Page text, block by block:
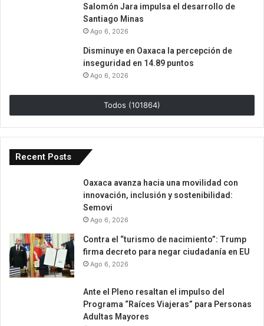
Salomón Jara impulsa el desarrollo de
Santiago Minas
Ago 6, 2026
Disminuye en Oaxaca la percepción de
inseguridad en 14.89 puntos
Ago 6, 2026
Todos (101864)
Recent Posts
Oaxaca avanza hacia una movilidad con
innovación, inclusión y sostenibilidad:
Semovi
Ago 6, 2026
Contra el “turismo de nacimiento”: Trump
firma decreto para negar ciudadanía en EU
Ago 6, 2026
Ante el Pleno resaltan el impulso del
Programa “Raíces Viajeras” para Personas
Adultas Mayores